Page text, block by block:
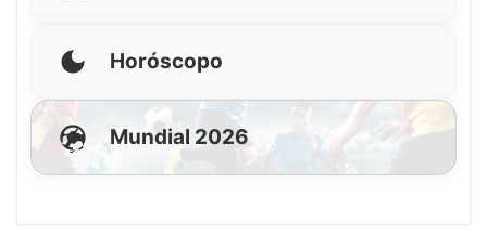
Horóscopo
Mundial 2026